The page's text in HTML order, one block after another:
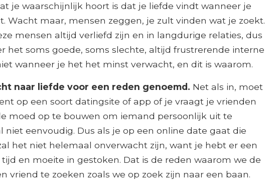
je waarschijnlijk hoort is dat je liefde vindt wanneer je
Wacht maar, mensen zeggen, je zult vinden wat je zoekt.
mensen altijd verliefd zijn en in langdurige relaties, dus
het soms goede, soms slechte, altijd frustrerende interne
wanneer je het het minst verwacht, en dit is waarom.
naar liefde voor een reden genoemd. Net als in, moet
op een soort datingsite of app of je vraagt ​​je vrienden
moed op te bouwen om iemand persoonlijk uit te
niet eenvoudig. Dus als je op een online date gaat die
het niet helemaal onverwacht zijn, want je hebt er een
en moeite in gestoken. Dat is de reden waarom we de
​​vriend te zoeken zoals we op zoek zijn naar een baan.